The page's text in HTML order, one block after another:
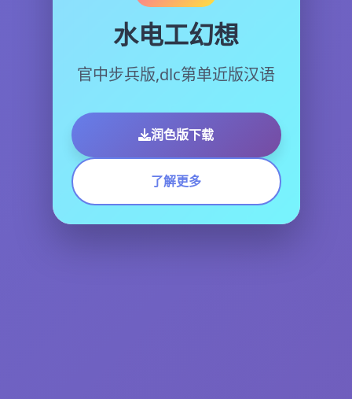
水电工幻想
官中步兵版,dlc第单近版汉语
润色版下载
了解更多